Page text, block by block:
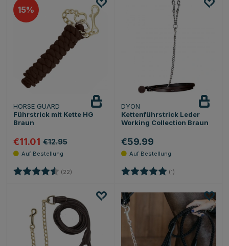
15
HORSE GUARD
Führstrick mit Kette HG
Braun
€11.01 €12.95
Bewertung: (22) 4.7 von 5 Sternen
DYON
Kettenführstrick Leder
Working Collection Braun
€59.99
Bewertung: (1)